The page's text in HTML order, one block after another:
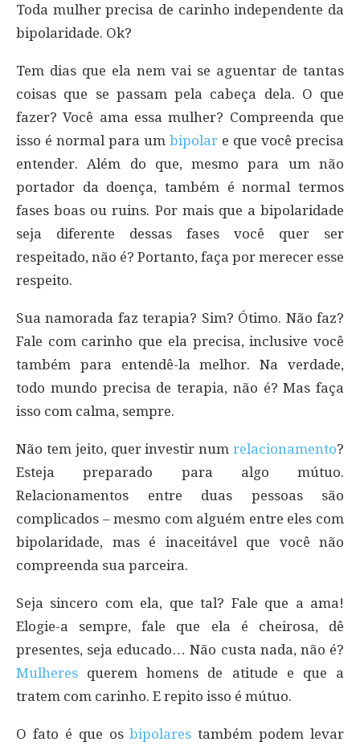
Toda mulher precisa de carinho independente da
bipolaridade. Ok?
Tem dias que ela nem vai se aguentar de tantas
coisas que se passam pela cabeça dela. O que
fazer? Você ama essa mulher? Compreenda que
isso é normal para um bipolar e que você precisa
entender. Além do que, mesmo para um não
portador da doença, também é normal termos
fases boas ou ruins. Por mais que a bipolaridade
seja diferente dessas fases você quer ser
respeitado, não é? Portanto, faça por merecer esse
respeito.
Sua namorada faz terapia? Sim? Ótimo. Não faz?
Fale com carinho que ela precisa, inclusive você
também para entendê-la melhor. Na verdade,
todo mundo precisa de terapia, não é? Mas faça
isso com calma, sempre.
Não tem jeito, quer investir num relacionamento?
Esteja preparado para algo mútuo.
Relacionamentos entre duas pessoas são
complicados – mesmo com alguém entre eles com
bipolaridade, mas é inaceitável que você não
compreenda sua parceira.
Seja sincero com ela, que tal? Fale que a ama!
Elogie-a sempre, fale que ela é cheirosa, dê
presentes, seja educado… Não custa nada, não é?
Mulheres querem homens de atitude e que a
tratem com carinho. E repito isso é mútuo.
O fato é que osbipolarestambém podem levar